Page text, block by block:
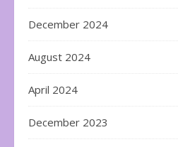
December 2024
August 2024
April 2024
December 2023